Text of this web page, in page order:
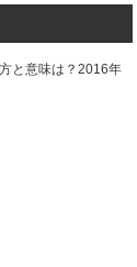
と意味は？2016年